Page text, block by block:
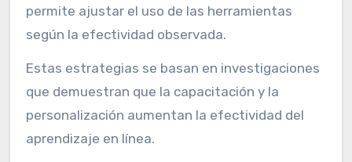
permite ajustar el uso de las herramientas
según la efectividad observada.
Estas estrategias se basan en investigaciones
que demuestran que la capacitación y la
personalización aumentan la efectividad del
aprendizaje en línea.